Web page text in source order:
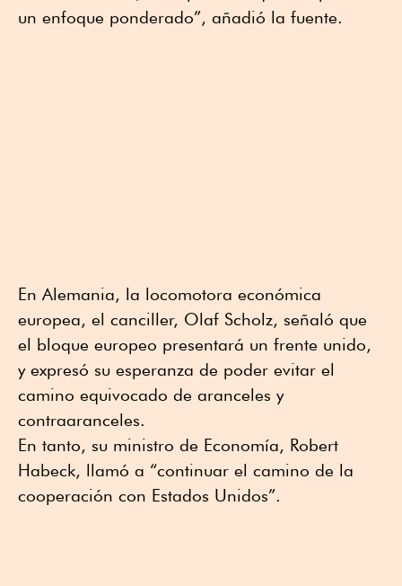
un enfoque ponderado”, añadió la fuente.
En Alemania, la locomotora económica
europea, el canciller, Olaf Scholz, señaló que
el bloque europeo presentará un frente unido,
y expresó su esperanza de poder evitar el
camino equivocado de aranceles y
contraaranceles.
En tanto, su ministro de Economía, Robert
Habeck, llamó a “continuar el camino de la
cooperación con Estados Unidos”.